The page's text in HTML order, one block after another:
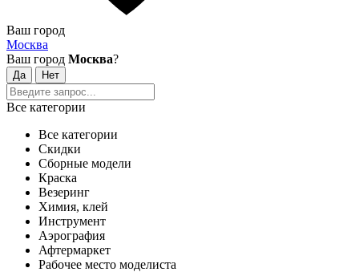
Ваш город
Москва
Ваш город Москва?
Все категории
Все категории
Скидки
Сборные модели
Краска
Везеринг
Химия, клей
Инструмент
Аэрография
Афтермаркет
Рабочее место моделиста